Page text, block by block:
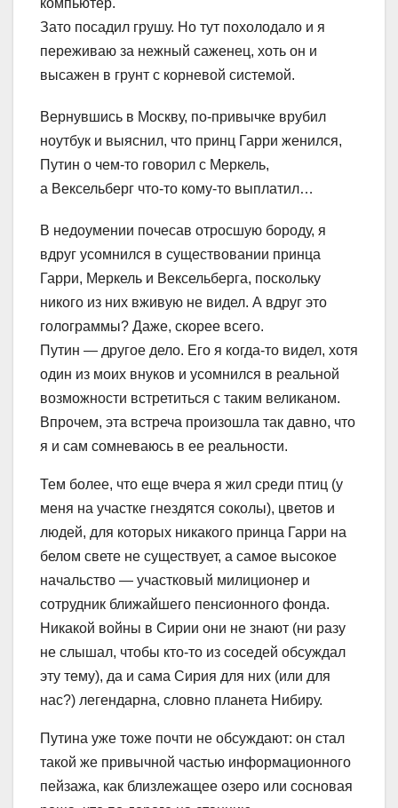
компьютер.
Зато посадил грушу. Но тут похолодало и я
переживаю за нежный саженец, хоть он и
высажен в грунт с корневой системой.
Вернувшись в Москву, по-привычке врубил
ноутбук и выяснил, что принц Гарри женился,
Путин о чем-то говорил с Меркель,
а Вексельберг что-то кому-то выплатил…
В недоумении почесав отросшую бороду, я
вдруг усомнился в существовании принца
Гарри, Меркель и Вексельберга, поскольку
никого из них вживую не видел. А вдруг это
голограммы? Даже, скорее всего.
Путин — другое дело. Его я когда-то видел, хотя
один из моих внуков и усомнился в реальной
возможности встретиться с таким великаном.
Впрочем, эта встреча произошла так давно, что
я и сам сомневаюсь в ее реальности.
Тем более, что еще вчера я жил среди птиц (у
меня на участке гнездятся соколы), цветов и
людей, для которых никакого принца Гарри на
белом свете не существует, а самое высокое
начальство — участковый милиционер и
сотрудник ближайшего пенсионного фонда.
Никакой войны в Сирии они не знают (ни разу
не слышал, чтобы кто-то из соседей обсуждал
эту тему), да и сама Сирия для них (или для
нас?) легендарна, словно планета Нибиру.
Путина уже тоже почти не обсуждают: он стал
такой же привычной частью информационного
пейзажа, как близлежащее озеро или сосновая